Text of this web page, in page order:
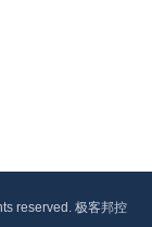
reserved. 极客邦控